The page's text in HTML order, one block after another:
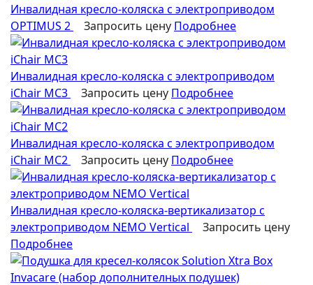
Инвалидная кресло-коляска с электроприводом
OPTIMUS 2
Запросить цену Подробнее
Инвалидная кресло-коляска с электроприводом
iChair MC3
Запросить цену Подробнее
Инвалидная кресло-коляска с электроприводом
iChair MC2
Запросить цену Подробнее
Инвалидная кресло-коляска-вертикализатор с
электроприводом NEMO Vertical
Запросить цену
Подробнее